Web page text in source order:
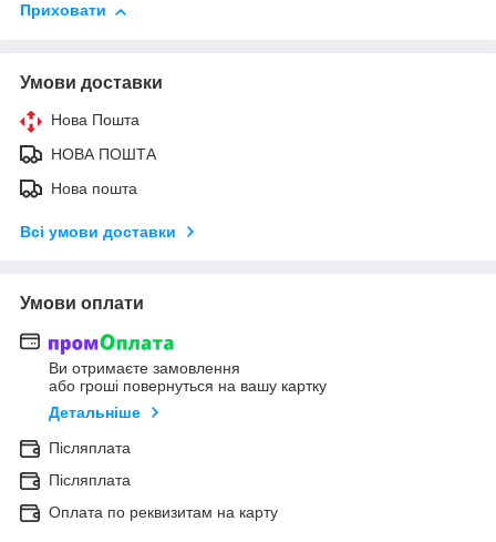
Приховати
Умови доставки
Нова Пошта
НОВА ПОШТА
Нова пошта
Всі умови доставки
Умови оплати
Ви отримаєте замовлення
або гроші повернуться на вашу картку
Детальніше
Післяплата
Післяплата
Оплата по реквизитам на карту